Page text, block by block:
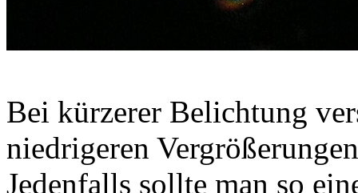
Bei kürzerer Belichtung
niedrigeren
Jedenfalls sollte man so